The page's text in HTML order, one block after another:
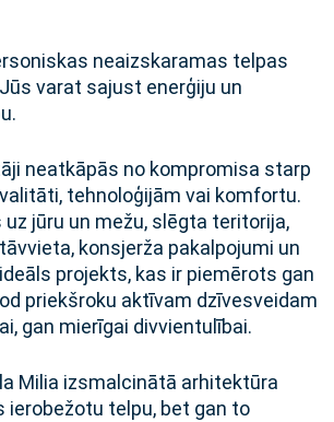
neaizskaramas telpas
varat sajust enerģiju un
neatkāpās no kompromisa starp
tehnoloģijām vai komfortu.
jūru un mežu, slēgta teritorija,
konsjerža pakalpojumi un
projekts, kas ir piemērots gan
priekšroku aktīvam dzīvesveidam
gan mierīgai divvientulībai.
Milia izsmalcinātā arhitektūra
ierobežotu telpu, bet gan to